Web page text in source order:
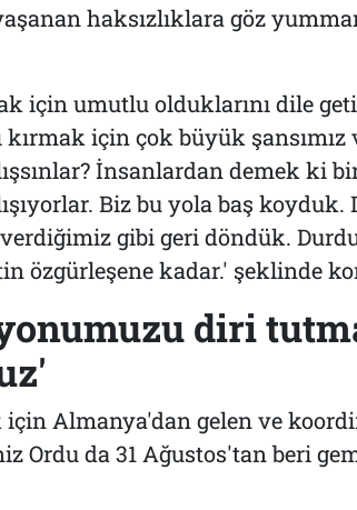
haksızlıklara göz
için umutlu olduklarını dile
için çok büyük şansımız
İnsanlardan demek ki
Biz bu yola baş koyduk.
gibi geri döndük.
özgürleşene kadar.' şeklinde
diri
Almanya'dan gelen ve
Ordu da 31 Ağustos'tan beri